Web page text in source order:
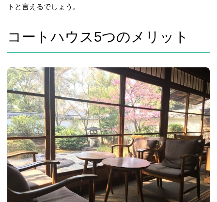
トと言えるでしょう。
コートハウス5つのメリット